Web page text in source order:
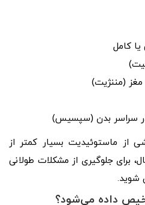
کامل
(مننژیت)
در سراسر بدن (سپسیس)
از ماستوئیدیت بسیار کمتر از
برای جلوگیری از مشکلات طولانی
شوید.
داده می‌شود؟